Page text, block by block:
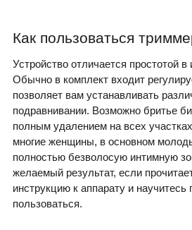
Как пользоваться
Устройство отличается простотой в
Обычно в комплект входит
позволяет вам устанавливать
подравнивании. Возможно бритье
полным удалением на всех
многие женщины, в основном
полностью безволосую интимную
желаемый результат, если
инструкцию к аппарату и научитесь
пользоваться.